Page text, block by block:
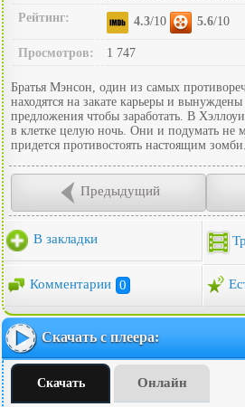
Рейтинг:
4.3/10 5.6/10
Просмотров: 1 747
Братья Мэнсон, один из самых
находятся на закате карьеры и
предложения чтобы заработать. В
в клетке целую ночь. Они и подумать не
придется противостоять настоящим зомби.
Предыдущий
В закладки
Комментарии 0
Скачать с плеера:
Скачать Онлайн